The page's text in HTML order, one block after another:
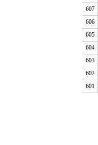
607
606
605
604
603
602
601